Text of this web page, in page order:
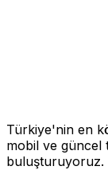
Türkiye'nin en
mobil ve güncel
buluşturuyoruz.